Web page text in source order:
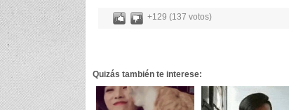
+129 (137 votos)
Quizás también te interese: